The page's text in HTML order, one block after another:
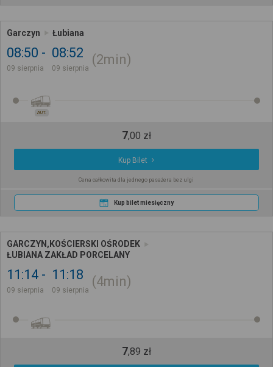
Garczyn Łubiana
08:50
09 sierpnia
08:52
09 sierpnia
2min
AUT.
7,00 zł
Kup Bilet
Cena całkowita dla jednego pasażera bez ulgi
Kup bilet miesięczny
GARCZYN,KOŚCIERSKI OŚRODEK
ŁUBIANA ZAKŁAD PORCELANY
11:14
09 sierpnia
11:18
09 sierpnia
4min
7,89 zł